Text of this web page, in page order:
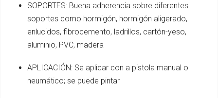
SOPORTES: Buena adherencia sobre diferentes
soportes como hormigón, hormigón aligerado,
enlucidos, fibrocemento, ladrillos, cartón-yeso,
aluminio, PVC, madera
APLICACIÓN: Se aplicar con a pistola manual o
neumático; se puede pintar